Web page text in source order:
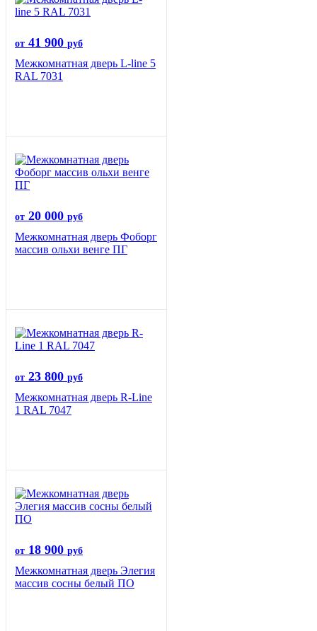
от 41 900 руб
Межкомнатная дверь L-line 5
RAL 7031
от 20 000 руб
Межкомнатная дверь Фоборг
массив ольхи венге ПГ
от 23 800 руб
Межкомнатная дверь R-Line
1 RAL 7047
от 18 900 руб
Межкомнатная дверь Элегия
массив сосны белый ПО